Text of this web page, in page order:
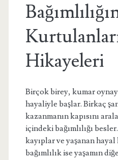
Hikayeleri
Birçok birey, kumar
hayaliyle başlar. Birkaç
kazanmanın kapısını
içindeki bağımlılığı
kayıplar ve yaşanan
bağımlılık ise yaşamın